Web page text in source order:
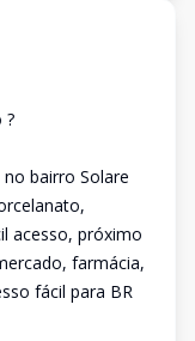
?
bairro Solare
acesso, próximo
farmácia,
fácil para BR